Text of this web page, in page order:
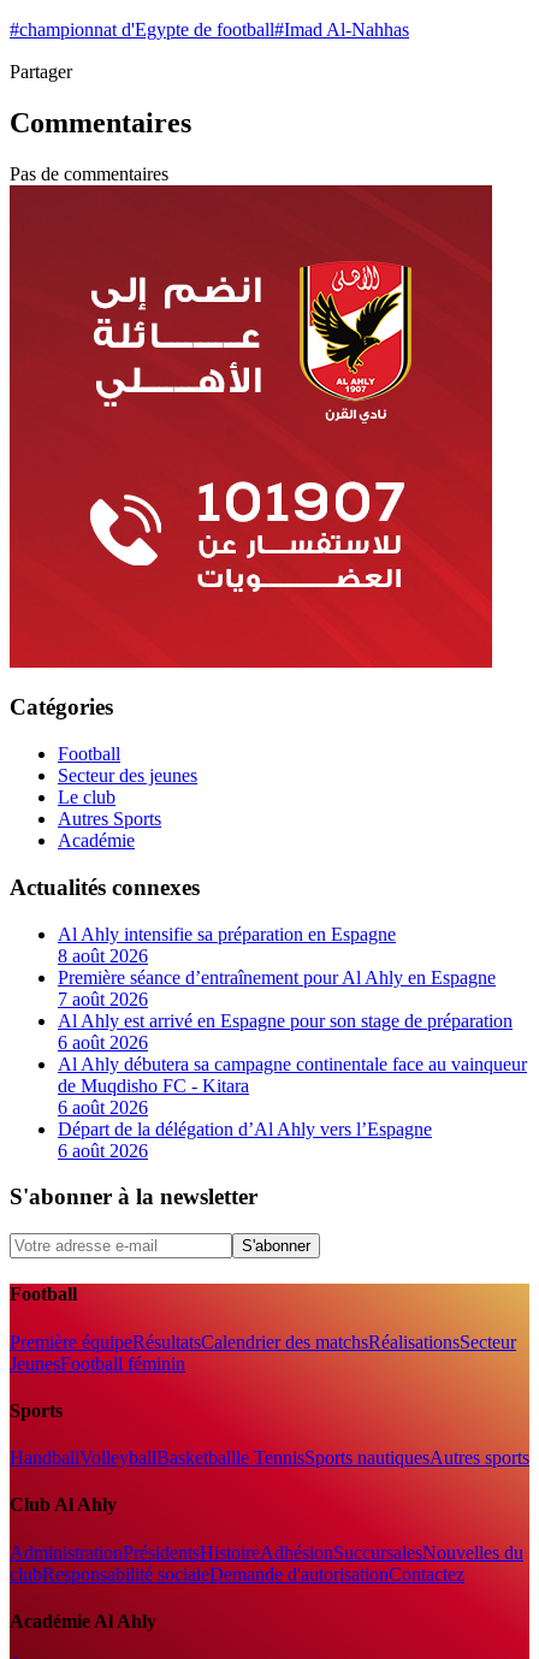
#championnat d'Egypte de football#Imad Al-Nahhas
Partager
Commentaires
Pas de commentaires
Catégories
Football
Secteur des jeunes
Le club
Autres Sports
Académie
Actualités connexes
Al Ahly intensifie sa préparation en Espagne
8 août 2026
Première séance d’entraînement pour Al Ahly en Espagne
7 août 2026
Al Ahly est arrivé en Espagne pour son stage de préparation
6 août 2026
Al Ahly débutera sa campagne continentale face au vainqueur
de Muqdisho FC - Kitara
6 août 2026
Départ de la délégation d’Al Ahly vers l’Espagne
6 août 2026
S'abonner à la newsletter
S'abonner
Football
Première équipeRésultatsCalendrier des matchsRéalisationsSecteur
JeunesFootball féminin
Sports
HandballVolleyballBasketballle TennisSports nautiquesAutres sports
Club Al Ahly
AdministrationPrésidentsHistoireAdhésionSuccursalesNouvelles du
clubResponsabilité socialeDemande d'autorisationContactez
Académie Al Ahly